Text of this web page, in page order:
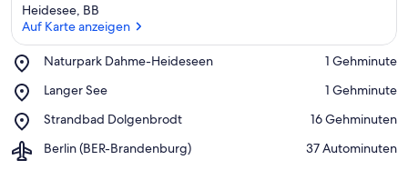
Heidesee, BB
Auf Karte anzeigen
Naturpark Dahme-Heideseen
Place,
Dahme-
‪1 Gehminute‬
Langer See
Place,
See
‪1 Gehminute‬
Strandbad Dolgenbrodt
Place,
Dolgenbrodt
‪16 Gehminuten‬
Berlin (BER-Brandenburg)
Airport,
‪37 Autominuten‬